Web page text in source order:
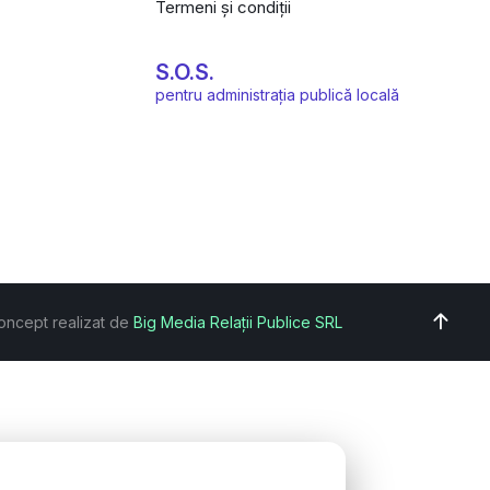
Termeni și condiții
S.O.S.
pentru administrația publică locală
realizat de Big Media Relații Publice SRL